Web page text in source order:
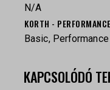
N/A
KORTH -
Basic,
KAPCSOLÓDÓ